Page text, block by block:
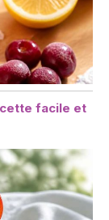
facile et